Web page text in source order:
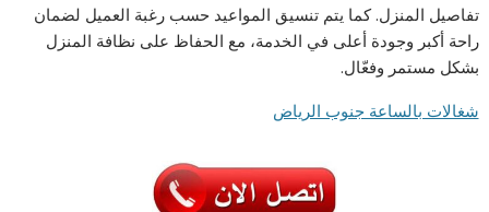
تفاصيل المنزل. كما يتم تنسيق المواعيد حسب رغبة العميل لضمان
راحة أكبر وجودة أعلى في الخدمة، مع الحفاظ على نظافة المنزل
بشكل مستمر وفعّال.
شغالات بالساعة جنوب الرياض